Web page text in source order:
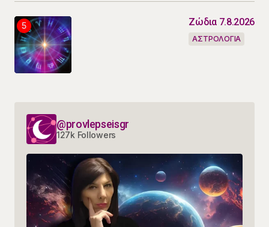
Ζώδια 7.8.2026
ΑΣΤΡΟΛΟΓΙΑ
@provlepseisgr
127k Followers